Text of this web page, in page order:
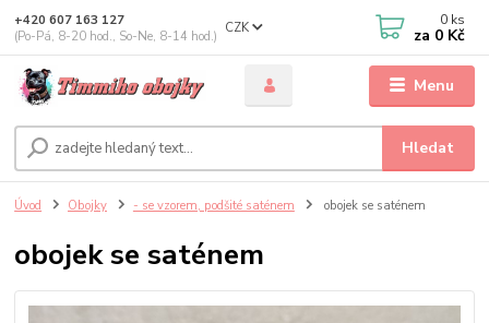
Menu
CZK
Hledat
+420 607 163 127
(Po-Pá, 8-20 hod., So-Ne, 8-14 hod.)
0 ks
za 0 Kč
Úvod Obojky - se vzorem, podšité saténem obojek se saténem
obojek se saténem